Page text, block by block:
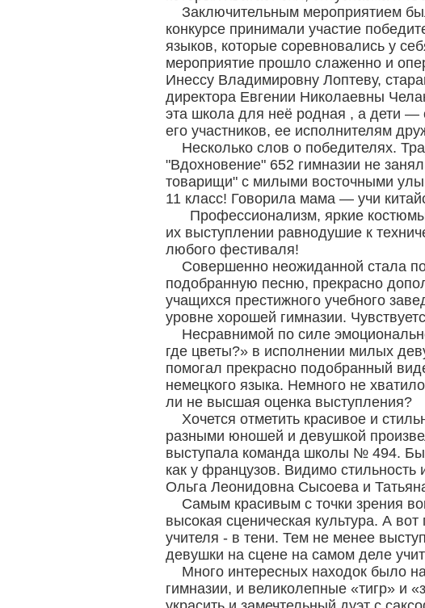
Заключительным мероприятием
конкурсе принимали участие
языков, которые соревновались у
мероприятие прошло слаженно и
Инессу Владимировну Лоптеву,
директора Евгении Николаевны
эта школа для неё родная , а дети
его участников, ее исполнителям
Несколько слов о победителях.
"Вдохновение" 652 гимназии не
товарищи" с милыми восточными
11 класс! Говорила мама — учи
Профессионализм, яркие
их выступлении равнодушие к
любого фестиваля!
Совершенно неожиданной стала
подобранную песню, прекрасно
учащихся престижного учебного
уровне хорошей гимназии.
Несравнимой по силе
где цветы?» в исполнении милых
помогал прекрасно подобранный
немецкого языка. Немного не
ли не высшая оценка выступления?
Хочется отметить красивое и
разными юношей и девушкой
выступала команда школы № 494.
как у французов. Видимо стильность
Ольга Леонидовна Сысоева и
Самым красивым с точки зрения
высокая сценическая культура. А
учителя - в тени. Тем не менее
девушки на сцене на самом деле
Много интересных находок было
гимназии, и великолепные «тигр» и